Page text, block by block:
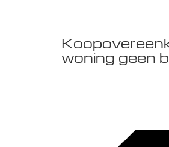
woning geen